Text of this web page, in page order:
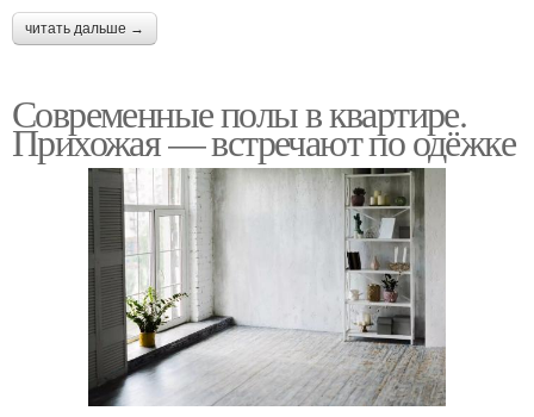
читать дальше →
Современные полы в квартире.
Прихожая — встречают по одёжке